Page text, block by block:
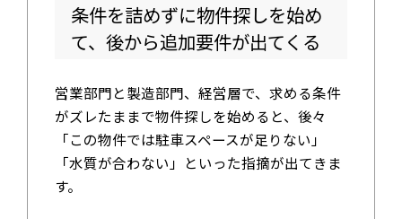
条件を詰めずに物件探しを始め
て、後から追加要件が出てくる
営業部門と製造部門、経営層で、求める条件
がズレたままで物件探しを始めると、後々
「この物件では駐車スペースが足りない」
「水質が合わない」といった指摘が出てきま
す。